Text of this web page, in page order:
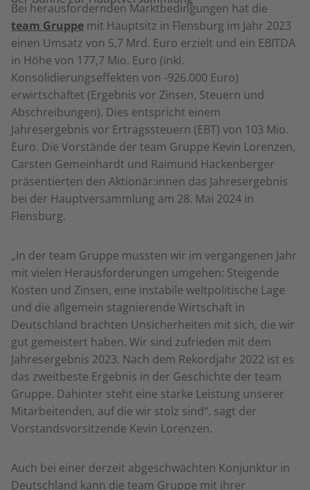
Bei herausfordernden Marktbedingungen hat die
team Gruppe mit Hauptsitz in Flensburg im Jahr 2023
einen Umsatz von 5,7 Mrd. Euro erzielt und ein EBITDA
in Höhe von 177,7 Mio. Euro (inkl.
Konsolidierungseffekten von -926.000 Euro)
erwirtschaftet (Ergebnis vor Zinsen, Steuern und
Abschreibungen). Dies entspricht einem
Jahresergebnis vor Ertragssteuern (EBT) von 103 Mio.
Euro. Die Vorstände der team Gruppe Kevin Lorenzen,
Carsten Gemeinhardt und Raimund Hackenberger
präsentierten den Aktionär:innen das Jahresergebnis
bei der Hauptversammlung am 28. Mai 2024 in
Flensburg.
„In der team Gruppe mussten wir im vergangenen Jahr
mit vielen Herausforderungen umgehen: Steigende
Kosten und Zinsen, eine instabile weltpolitische Lage
und die allgemein stagnierende Wirtschaft in
Deutschland brachten Unsicherheiten mit sich, die wir
gut gemeistert haben. Wir sind zufrieden mit dem
Jahresergebnis 2023. Nach dem Rekordjahr 2022 ist es
das zweitbeste Ergebnis in der Geschichte der team
Gruppe. Dahinter steht eine starke Leistung unserer
Mitarbeitenden, auf die wir stolz sind“, sagt der
Vorstandsvorsitzende Kevin Lorenzen.
Auch bei einer derzeit abgeschwächten Konjunktur in
Deutschland kann die team Gruppe mit ihrer